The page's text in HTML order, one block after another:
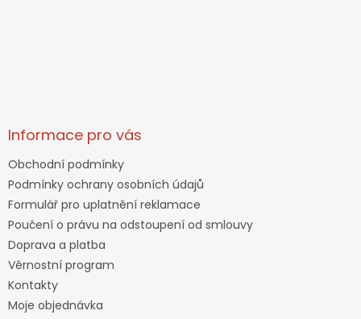
Informace pro vás
Obchodní podmínky
Podmínky ochrany osobních údajů
Formulář pro uplatnění reklamace
Poučení o právu na odstoupení od smlouvy
Doprava a platba
Věrnostní program
Kontakty
Moje objednávka